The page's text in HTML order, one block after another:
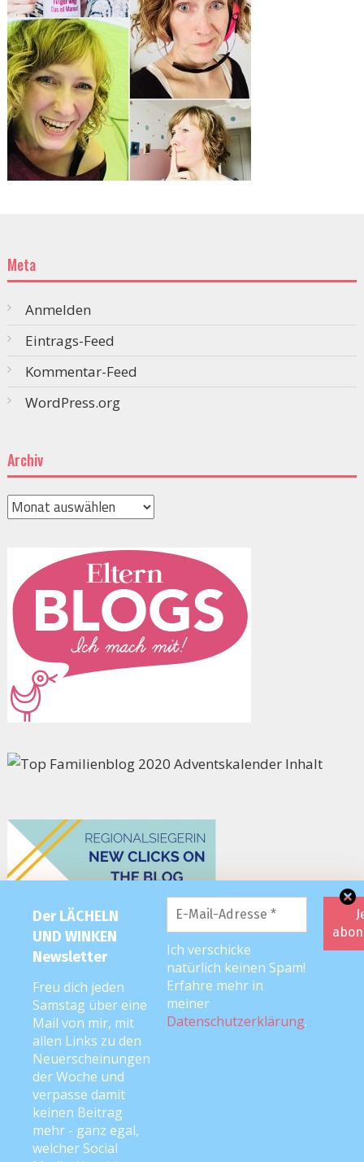
Der LÄCHELN
UND WINKEN
Newsletter
Freu dich jeden
Samstag über eine
Mail von mir, mit
allen Links zu den
Neuerscheinungen
der Woche und
verpasse damit
keinen Beitrag
mehr - ganz egal,
welcher Social
Ich verschicke
natürlich keinen Spam!
Erfahre mehr in
meiner
Datenschutzerklärung.
Meta
Anmelden
Eintrags-Feed
Kommentar-Feed
WordPress.org
Archiv
Archiv